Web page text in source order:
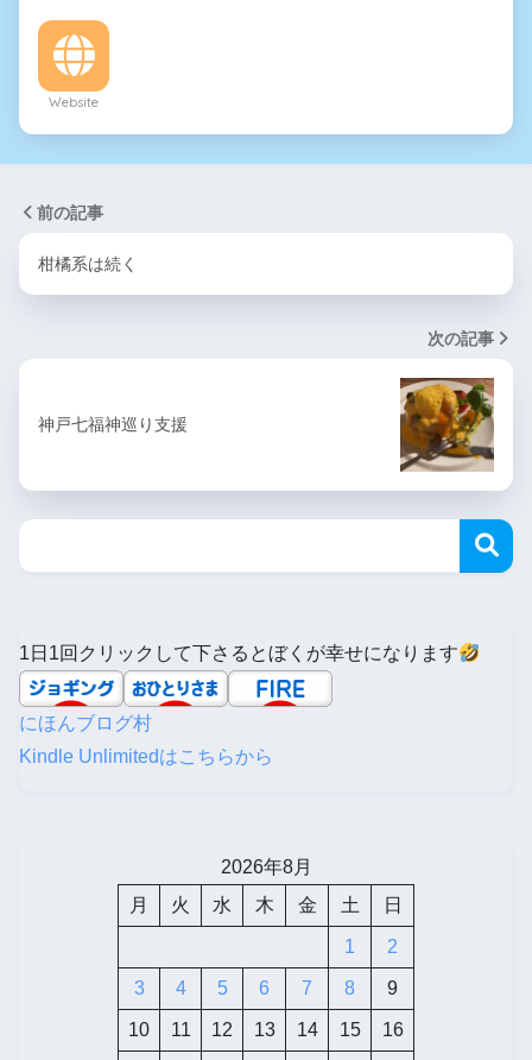
Website
前の記事
柑橘系は続く
次の記事
神戸七福神巡り支援
1日1回クリックして下さるとぼくが幸せになります
にほんブログ村
Kindle Unlimitedはこちらから
2026年8月
月
火 水 木 金 土 日
1 2
3 4 5 6 7 8 9
10 11 12 13 14 15 16